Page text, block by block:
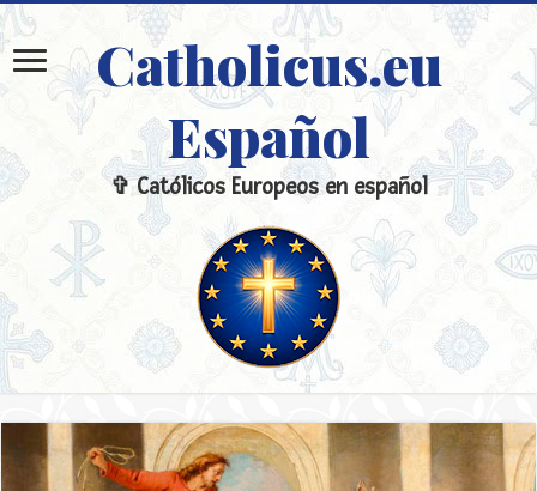
Catholicus.eu
Español
✞ Católicos Europeos en español